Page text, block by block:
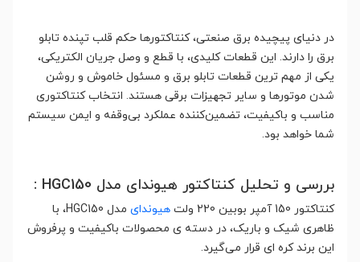
در دنیای پیچیده برق صنعتی، کنتاکتورها حکم قلب تپنده تابلو
برق را دارند. این قطعات کلیدی، با قطع و وصل جریان الکتریکی،
یکی از مهم ترین قطعات تابلو برق و مسئول خاموش و روشن
شدن موتورها و سایر تجهیزات برقی هستند. انتخاب کنتاکتوری
مناسب و باکیفیت، تضمین‌کننده عملکرد بی‌وقفه و ایمن سیستم
شما خواهد بود.
بررسی و تحلیل کنتاکتور هیوندای مدل HGC150 :
کنتاکتور 150 آمپر بوبین 220 ولت هیوندای
مدل HGC150، با
ظاهری شیک و باریک، در دسته ی محصولات باکیفیت و پرفروش
این برند کره ای قرار می‌گیرد.